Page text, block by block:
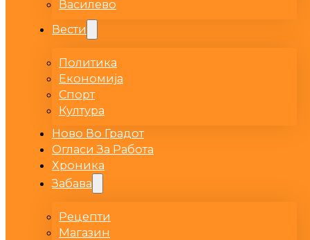
Василево
Вести
Политика
Економија
Спорт
Култура
Ново Во Градот
Огласи За Работа
Хроника
Забава
Рецепти
Магазин